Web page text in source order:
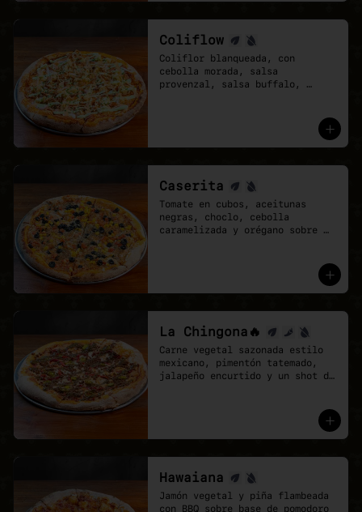
elegir, elige una que lo tenga
Coliflow
Coliflor blanqueada, con
cebolla morada, salsa
provenzal, salsa buffalo,
Caserita
Tomate en cubos, aceitunas
negras, choclo, cebolla
caramelizada y orégano sobre
La Chingona🔥
Carne vegetal sazonada estilo
mexicano, pimentón tatemado,
jalapeño encurtido y un shot de
Hawaiana
Jamón vegetal y piña flambeada
con BBQ sobre base de pomodoro